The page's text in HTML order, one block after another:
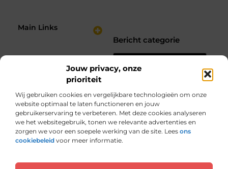
Jouw privacy, onze
prioriteit
Wij gebruiken cookies en vergelijkbare technologieën om onze
website optimaal te laten functioneren en jouw
gebruikerservaring te verbeteren. Met deze cookies analyseren
we het websitegebruik, tonen we relevante advertenties en
zorgen we voor een soepele werking van de site. Lees ons
cookiebeleid voor meer informatie.
Main Links
Bericht categorie
Van alles wat, voor jou verzameld.